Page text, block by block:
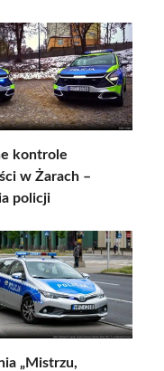
kontrole
w Żarach –
policji
„Mistrzu,